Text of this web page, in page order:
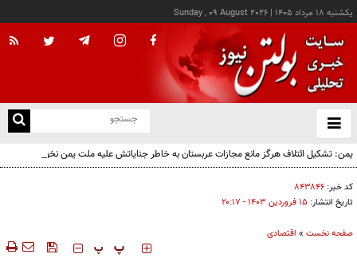
يکشنبه ۱۸ مرداد ۱۴۰۵ |
Sunday , 09 August 2026
باز
و
یمن: تشکیل ائتلاف هرگز مانع مجازات عربستان به خاطر جنایاتش علیه ملت یمن نخواهد شد
کد خبر: ۸۴۳۸۴۶
تاریخ انتشار: ۱۵ فروردين ۱۴۰۳ - ۲۰:۱۷
صفحه نخست » اقتصادی
‍‍‍ پ پ